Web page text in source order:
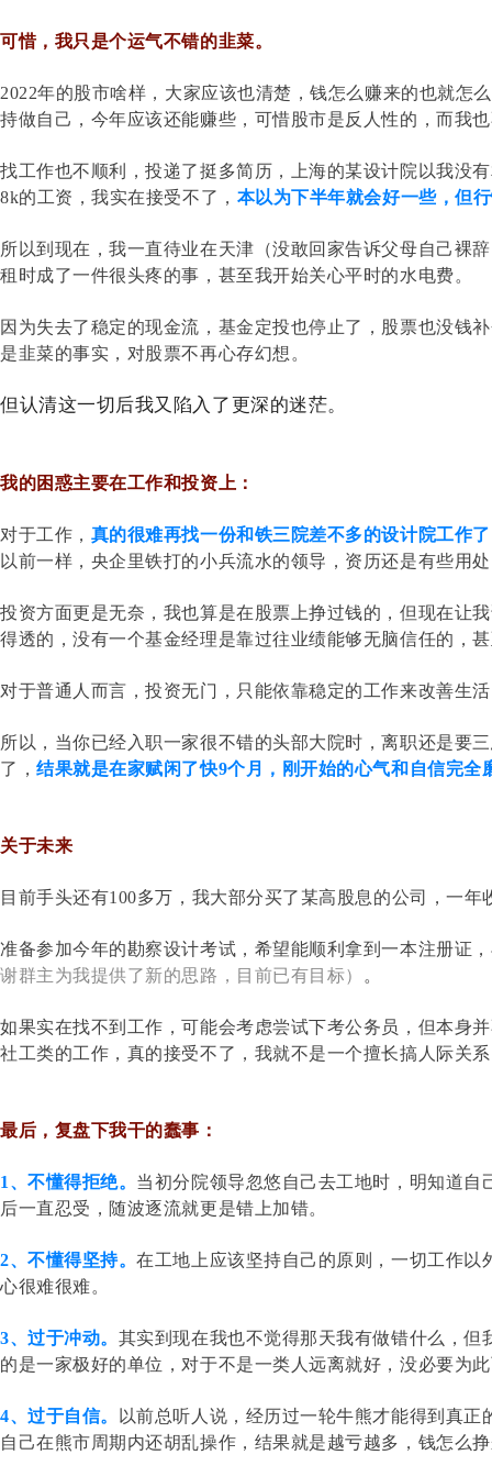
可惜，我只是个运气不错的韭菜。
2022年的股市啥样，大家应该也清楚，钱怎么赚来的也就怎
持做自己，今年应该还能赚些，可惜股市是反人性的，而我
找工作也不顺利，投递了挺多简历，上海的某设计院以我没
8k的工资，我实在接受不了， 本以为下半年就会好一些，但
所以到现在，我一直待业在天津（没敢回家告诉父母自己裸
租时成了一件很头疼的事，甚至我开始关心平时的水电费。
因为失去了稳定的现金流，基金定投也停止了，股票也没钱
是韭菜的事实，对股票不再心存幻想。
但认清这一切后我又陷入了更深的迷茫。
我的困惑主要在工作和投资上：
对于工作， 真的很难再找一份和铁三院差不多的设计院工作了
以前一样，央企里铁打的小兵流水的领导，资历还是有些用
投资方面更是无奈，我也算是在股票上挣过钱的，但现在让
得透的，没有一个基金经理是靠过往业绩能够无脑信任的，
对于普通人而言，投资无门，只能依靠稳定的工作来改善生
所以，当你已经入职一家很不错的头部大院时，离职还是要
了，结果就是在家赋闲了快9个月，刚开始的心气和自信完全
关于未来
目前手头还有100多万，我大部分买了某高股息的公司，一
准备参加今年的勘察设计考试，希望能顺利拿到一本注册证
谢群主为我提供了新的思路，目前已有目标）
。
如果实在找不到工作，可能会考虑尝试下考公务员，但本身
社工类的工作，真的接受不了，我就不是一个擅长搞人际关
最后，复盘下我干的蠢事：
1、不懂得拒绝。 当初分院领导忽悠自己去工地时，明知道
后一直忍受，随波逐流就更是错上加错。
2、不懂得坚持。在工地上应该坚持自己的原则，一切工作
心很难很难。
3、过于冲动。 其实到现在我也不觉得那天我有做错什么，
的是一家极好的单位，对于不是一类人远离就好，没必要为
4、过于自信。
以前总听人说，经历过一轮牛熊才能得到真
自己在熊市周期内还胡乱操作，结果就是越亏越多，钱怎么